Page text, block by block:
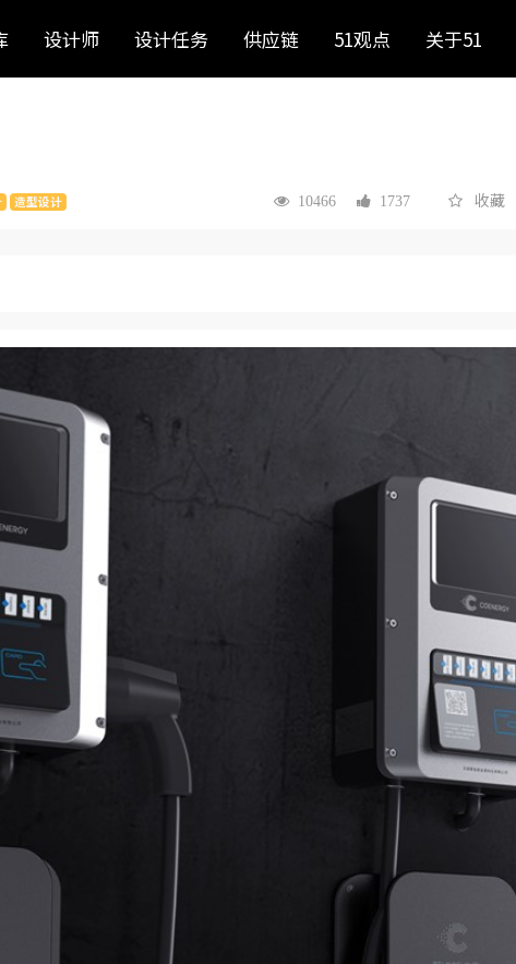
设计师 设计任务 供应链 51观点 关于51
造型设计 10466 1737 收藏